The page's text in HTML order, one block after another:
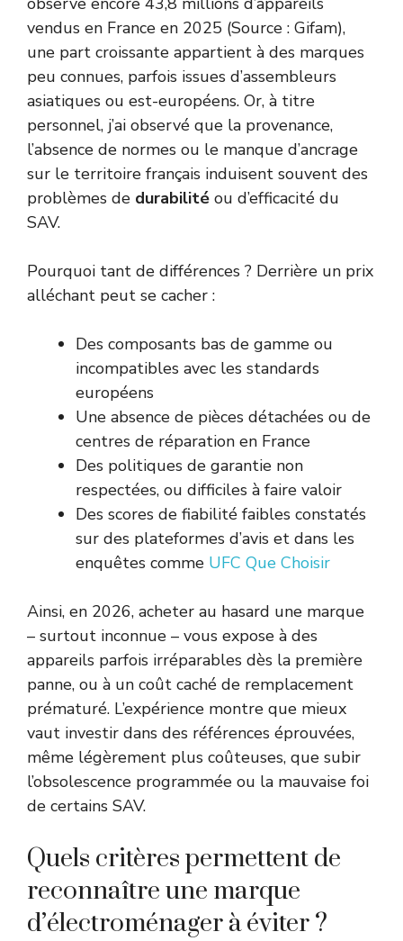
vendus en France en 2025 (Source : Gifam),
une part croissante appartient à des marques
peu connues, parfois issues d’assembleurs
asiatiques ou est-européens. Or, à titre
personnel, j’ai observé que la provenance,
l’absence de normes ou le manque d’ancrage
sur le territoire français induisent souvent des
problèmes de durabilité ou d’efficacité du
SAV.
Pourquoi tant de différences ? Derrière un prix
alléchant peut se cacher :
Des composants bas de gamme ou
incompatibles avec les standards
européens
Une absence de pièces détachées ou de
centres de réparation en France
Des politiques de garantie non
respectées, ou difficiles à faire valoir
Des scores de fiabilité faibles constatés
sur des plateformes d’avis et dans les
enquêtes comme UFC Que Choisir
Ainsi, en 2026, acheter au hasard une marque
– surtout inconnue – vous expose à des
appareils parfois irréparables dès la première
panne, ou à un coût caché de remplacement
prématuré. L’expérience montre que mieux
vaut investir dans des références éprouvées,
même légèrement plus coûteuses, que subir
l’obsolescence programmée ou la mauvaise foi
de certains SAV.
Quels critères permettent de
reconnaître une marque
d’électroménager à éviter ?